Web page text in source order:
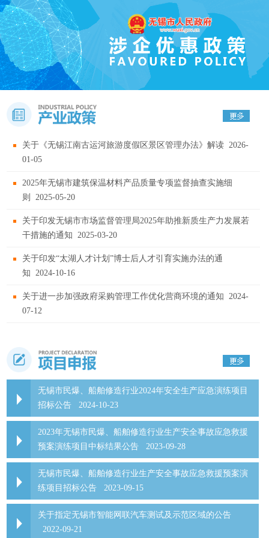
关于《无锡江南古运河旅游度假区景区管理办法》解读2026-
01-05
2025年无锡市建筑保温材料产品质量专项监督抽查实施细
则2025-05-20
关于印发无锡市市场监督管理局2025年助推新质生产力发展若
干措施的通知2025-03-20
关于印发“太湖人才计划”博士后人才引育实施办法的通
知2024-10-16
关于进一步加强政府采购管理工作优化营商环境的通知2024-
07-12
无锡市民爆、船舶修造行业2024年安全生产应急演练项目
招标公告2024-10-23
2023年无锡市民爆、船舶修造行业生产安全事故应急救援
预案演练项目中标结果公告2023-09-28
无锡市民爆、船舶修造行业生产安全事故应急救援预案演
练项目招标公告2023-09-15
关于指定无锡市智能网联汽车测试及示范区域的公告
2022-09-21